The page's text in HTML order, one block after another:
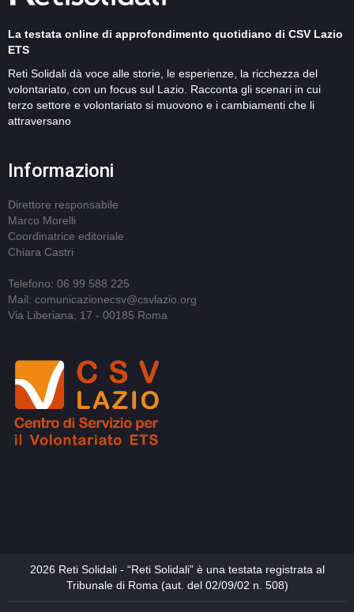
La testata online di approfondimento quotidiano di CSV Lazio
ETS
Reti Solidali dà voce alle storie, le esperienze, la ricchezza del
volontariato, con un focus sul Lazio. Racconta gli scenari in cui
terzo settore e volontariato si muovono e i cambiamenti che li
attraversano
Informazioni
Direttore responsabile
Marco Morelli
Coordinatrice editoriale
Chiara Castri
Telefono: 06 99 588 225
Mail: comunicazionecsv@csvlazio.org
Via Liberiana, 17 - 00185 Roma
2026 Reti Solidali - “Reti Solidali” è una testata registrata al
Tribunale di Roma (aut. del 02/09/02 n. 508)